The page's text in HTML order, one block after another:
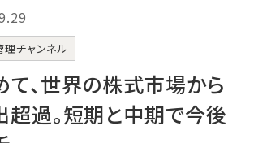
ート一覧
声
チャンネル
、世界の株式市場から
過。短期と中期で今後